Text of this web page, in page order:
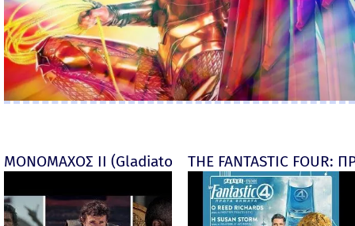
ΜΟΝΟΜΑΧΟΣ ΙΙ (Gladiator II) -THE FANTASTIC